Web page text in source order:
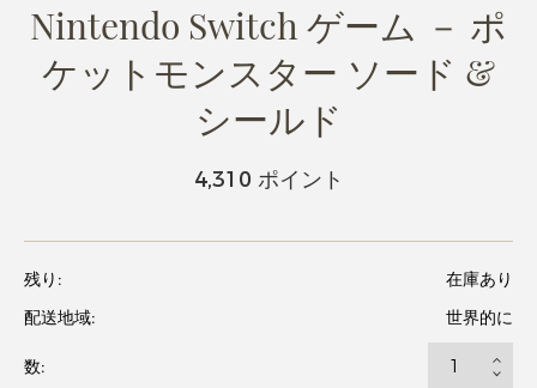
Nintendo Switch ゲーム － ポ
ケットモンスター ソード &
シールド
4,310 ポイント
残り:
在庫あり
配送地域:
世界的に
数: